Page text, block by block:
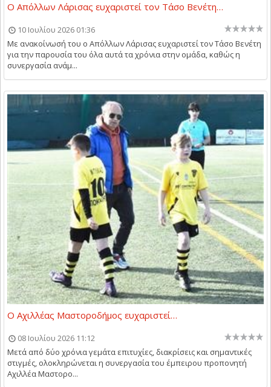
Ο Απόλλων Λάρισας ευχαριστεί τον Τάσο Βενέτη…
10 Ιουλίου 2026 01:36
Με ανακοίνωσή του ο Απόλλων Λάρισας ευχαριστεί τον Τάσο Βενέτη
για την παρουσία του όλα αυτά τα χρόνια στην ομάδα, καθώς η
συνεργασία ανάμ...
Ο Αχιλλέας Μαστοροδήμος ευχαριστεί…
08 Ιουλίου 2026 11:12
Μετά από δύο χρόνια γεμάτα επιτυχίες, διακρίσεις και σημαντικές
στιγμές, ολοκληρώνεται η συνεργασία του έμπειρου προπονητή
Αχιλλέα Μαστορο...